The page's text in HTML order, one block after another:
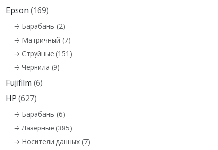
Epson (169)
→ Барабаны (2)
→ Матричный (7)
→ Струйные (151)
→ Чернила (9)
Fujifilm (6)
HP (627)
→ Барабаны (6)
→ Лазерные (385)
→ Носители данных (7)